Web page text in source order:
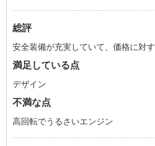
総評
安全装備が充実していて、価格に対す
満足している点
デザイン
不満な点
高回転でうるさいエンジン